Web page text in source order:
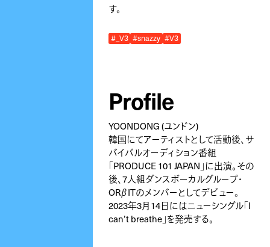
す。
#_V3 #snazzy #V3
Profile
YOONDONG (ユンドン)
韓国にてアーティストとして活動後、サ
バイバルオーディション番組
「PRODUCE 101 JAPAN」に出演。その
後、7人組ダンスボーカルグループ・
ORβITのメンバーとしてデビュー。
2023年3月14日にはニューシングル「I
can’t breathe」を発売する。